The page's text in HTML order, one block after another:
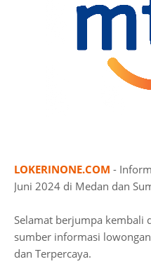
LOKERINONE.COM -
Juni 2024 di Medan dan
Selamat berjumpa kembali
sumber informasi
dan Terpercaya.